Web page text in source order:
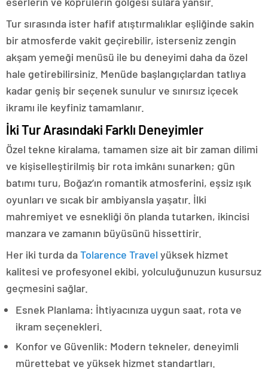
Tur sırasında ister hafif atıştırmalıklar eşliğinde sakin
bir atmosferde vakit geçirebilir, isterseniz zengin
akşam yemeği menüsü ile bu deneyimi daha da özel
hale getirebilirsiniz. Menüde başlangıçlardan tatlıya
kadar geniş bir seçenek sunulur ve sınırsız içecek
ikramı ile keyfiniz tamamlanır.
İki Tur Arasındaki Farklı Deneyimler
Özel tekne kiralama, tamamen size ait bir zaman dilimi
ve kişiselleştirilmiş bir rota imkânı sunarken; gün
batımı turu, Boğaz’ın romantik atmosferini, eşsiz ışık
oyunları ve sıcak bir ambiyansla yaşatır. İlki
mahremiyet ve esnekliği ön planda tutarken, ikincisi
manzara ve zamanın büyüsünü hissettirir.
Her iki turda daTolarence Travel yüksek hizmet
kalitesi ve profesyonel ekibi, yolculuğunuzun kusursuz
geçmesini sağlar.
Esnek Planlama: İhtiyacınıza uygun saat, rota ve
ikram seçenekleri.
Konfor ve Güvenlik: Modern tekneler, deneyimli
mürettebat ve yüksek hizmet standartları.